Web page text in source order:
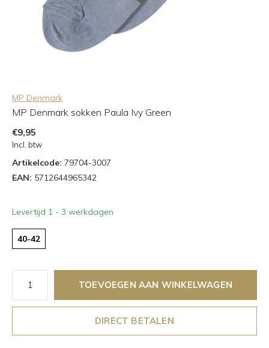
MP Denmark
MP Denmark sokken Paula Ivy Green
€9,95
Incl. btw
Artikelcode: 79704-3007
EAN: 5712644965342
Levertijd 1 - 3 werkdagen
40-42
TOEVOEGEN AAN WINKELWAGEN
DIRECT BETALEN